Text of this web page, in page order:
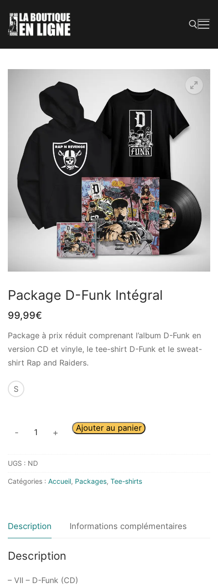
Package D-Funk Intégral
99,99€
Package à prix réduit comprenant l’album D-Funk en
version CD et vinyle, le tee-shirt D-Funk et le sweat-
shirt Rap and Raiders.
S
- + Ajouter au panier
UGS : ND
Catégories : Accueil, Packages, Tee-shirts
Description Informations complémentaires
Description
– VII – D-Funk (CD)